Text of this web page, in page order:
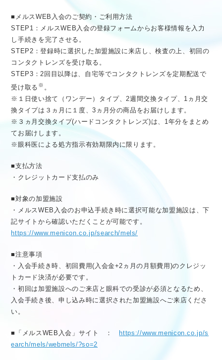
■メルスWEB入会のご契約・ご利用方法
STEP1：メルスWEB入会の登録フォームからお客様情報を入力
し手続きを完了させる。
STEP2：登録時に選択した加盟施設に来店し、検査の上、初回の
コンタクトレンズを受け取る。
STEP3：2回目以降は、自宅等でコンタクトレンズを定期配送で
受け取る ※ 。
※１日使い捨て（ワンデー）タイプ、2週間交換タイプ、1ヵ月交
換タイプは３ヵ月に１度、3ヵ月分の商品をお届けします。
※３ヵ月交換タイプ(ハードコンタクトレンズ)は、1年分をまとめ
てお届けします。
※眼科医による処方指示有効期限内に限ります。
■支払方法
・クレジットカード支払のみ
■対象の加盟施設
・メルスWEB入会のお申込手続き時に選択可能な加盟施設は、下
記サイトから確認いただくことが可能です。
https://www.menicon.co.jp/search/mels/
■注意事項
・入会手続き時、初回費用(入会金+2ヵ月の月額費用)のクレジッ
トカード決済が必要です。
・初回は加盟施設へのご来店と眼科での受診が必須となるため、
入会手続き後、申し込み時に選択された加盟施設へご来店くださ
い。
■「メルスWEB入会」サイト ：
https://www.menicon.co.jp/s
earch/mels/webmels/?so=2